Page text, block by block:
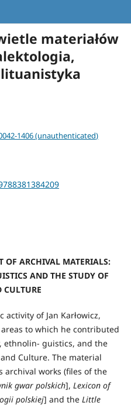
materiałów
1406 (unauthenticated)
OF ARCHIVAL MATERIALS:
AND THE STUDY OF
of Jan Karłowicz,
to which he contributed
ethnolin- guistics, and the
Culture. The material
archival works (files of the
gwar polskich], Lexicon of
polskiej] and the Little